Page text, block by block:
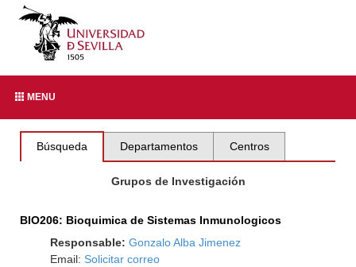
MENU
Búsqueda Departamentos Centros
Grupos de Investigación
BIO206: Bioquimica de Sistemas Inmunologicos
Responsable: Gonzalo Alba Jimenez
Email: Solicitar correo